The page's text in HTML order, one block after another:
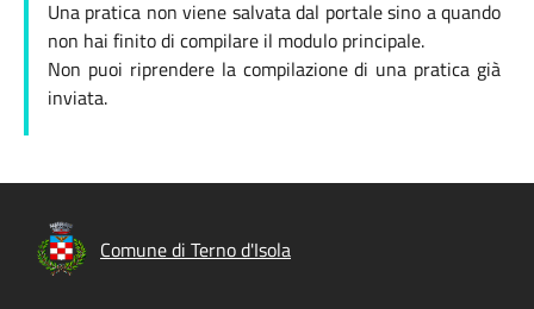
Una pratica non viene salvata dal portale sino a quando
non hai finito di compilare il modulo principale.
Non puoi riprendere la compilazione di una pratica già
inviata.
Comune di Terno d'Isola